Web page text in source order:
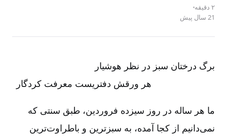
۲ دقیقه
21 سال پیش
برگ درختان سبز در نظر هوشیار
هر ورقش دفتریست معرفت کردگار
ما هر ساله در روز سیزده فروردین، طبق سنتی که
نمی‌دانیم از کجا آمده، به سبزترین و باطراوت‌ترین